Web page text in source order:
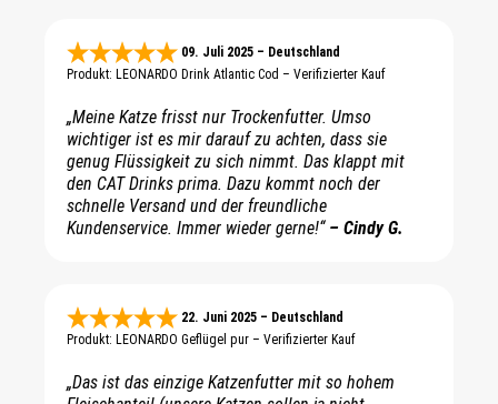
09. Juli 2025 – Deutschland
Produkt: LEONARDO Drink Atlantic Cod – Verifizierter Kauf
„Meine Katze frisst nur Trockenfutter. Umso
wichtiger ist es mir darauf zu achten, dass sie
genug Flüssigkeit zu sich nimmt. Das klappt mit
den CAT Drinks prima. Dazu kommt noch der
schnelle Versand und der freundliche
Kundenservice. Immer wieder gerne!“– Cindy G.
22. Juni 2025 – Deutschland
Produkt: LEONARDO Geflügel pur – Verifizierter Kauf
„Das ist das einzige Katzenfutter mit so hohem